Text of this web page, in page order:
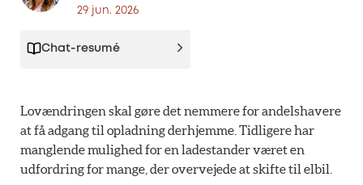
29 jun. 2026
Chat-resumé
Lovændringen skal gøre det nemmere for andelshavere
at få adgang til opladning derhjemme. Tidligere har
manglende mulighed for en ladestander været en
udfordring for mange, der overvejede at skifte til elbil.